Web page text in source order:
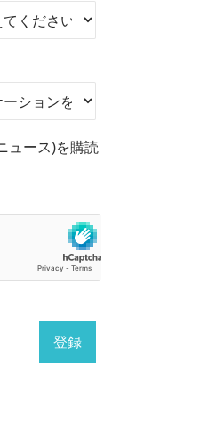
ュース)を購読